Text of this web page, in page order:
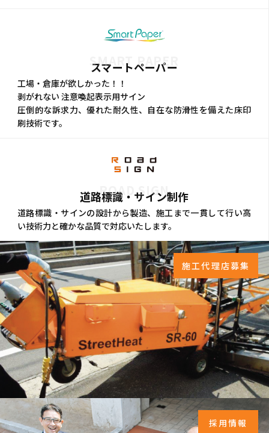
SMART PAPER
スマートペーパー
工場・倉庫が欲しかった！！
剥がれない 注意喚起表示用サイン
圧倒的な訴求力、優れた耐久性、自在な防滑性を備えた床印
刷技術です。
ROAD SIGN
道路標識・サイン制作
道路標識・サインの設計から製造、施工まで一貫して行い高
い技術力と確かな品質で対応いたします。
施工代理店募集
採用情報